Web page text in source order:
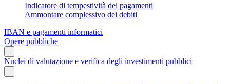
Indicatore di tempestività dei pagamenti
Ammontare complessivo dei debiti
IBAN e pagamenti informatici
Opere pubbliche
Nuclei di valutazione e verifica degli investimenti pubblici